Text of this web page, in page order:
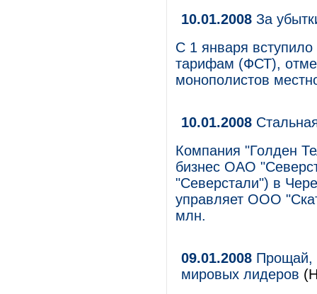
10.01.2008 За
С 1 января
тарифам (ФСТ),
монополистов
10.01.2008
Компания "Голден
бизнес ОАО
"Северстали") в
управляет ООО
млн.
09.01.2008 Прощай,
мировых лидеров